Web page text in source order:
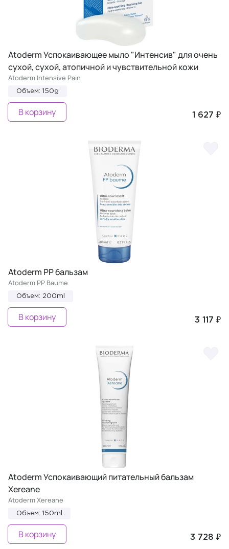
Atoderm Успокаивающее мыло "Интенсив" для очень
сухой, сухой, атопичной и чувствительной кожи
Atoderm Intensive Pain
Объем: 150g
1 627 ₽
В корзину
Atoderm PP бальзам
Atoderm PP Baume
Объем: 200ml
3 117 ₽
В корзину
Atoderm Успокаивающий питательный бальзам
Xereane
Atoderm Xereane
Объем: 150ml
3 728 ₽
В корзину